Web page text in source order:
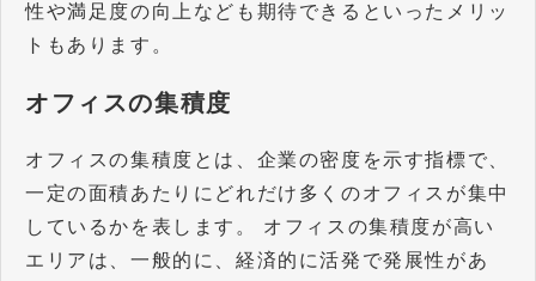
性や満足度の向上なども期待できるといったメリッ
トもあります。
オフィスの集積度
オフィスの集積度とは、企業の密度を示す指標で、
一定の面積あたりにどれだけ多くのオフィスが集中
しているかを表します。 オフィスの集積度が高い
エリアは、一般的に、経済的に活発で発展性があ